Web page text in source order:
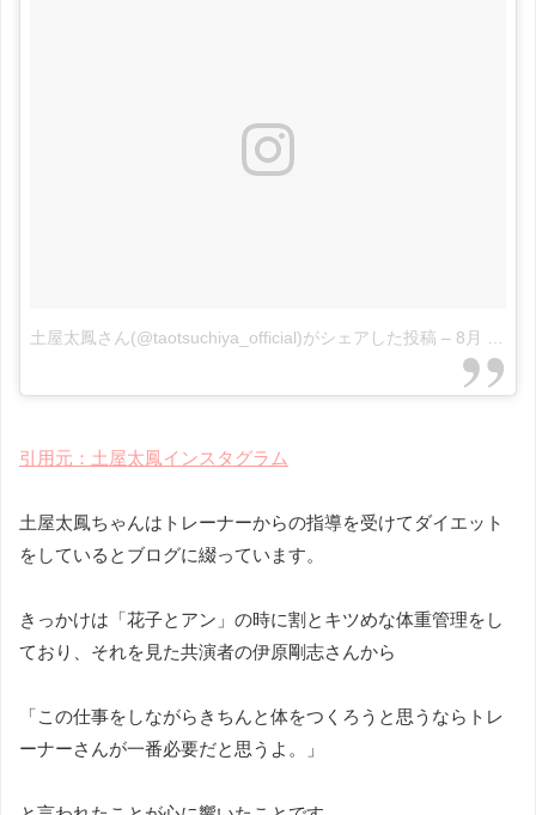
土屋太鳳さん(@taotsuchiya_official)がシェアした投稿 – 8月 11, 2017 at 8:54午前 PDT
引用元：土屋太鳳インスタグラム
土屋太鳳ちゃんはトレーナーからの指導を受けてダイエット
をしているとブログに綴っています。
きっかけは「花子とアン」の時に割とキツめな体重管理をし
ており、それを見た共演者の伊原剛志さんから
「この仕事をしながらきちんと体をつくろうと思うならトレ
ーナーさんが一番必要だと思うよ。」